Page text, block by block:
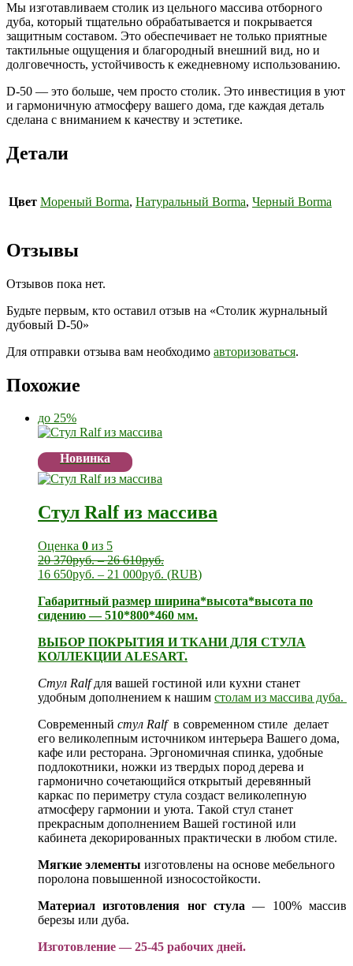
Мы изготавливаем столик из цельного массива отборного
дуба, который тщательно обрабатывается и покрывается
защитным составом. Это обеспечивает не только приятные
тактильные ощущения и благородный внешний вид, но и
долговечность, устойчивость к ежедневному использованию.
D-50 — это больше, чем просто столик. Это инвестиция в уют
и гармоничную атмосферу вашего дома, где каждая деталь
сделана с вниманием к качеству и эстетике.
Детали
Цвет Мореный Borma, Натуральный Borma, Черный Borma
Отзывы
Отзывов пока нет.
Будьте первым, кто оставил отзыв на «Столик журнальный
дубовый D-50»
Для отправки отзыва вам необходимо авторизоваться.
Похожие
до 25%
Новинка
Стул Ralf из массива
Оценка 0 из 5
20 370руб.–26 610руб.
16 650руб. – 21 000руб. (RUB)
Габаритный размер ширина*высота*высота по
сидению — 510*800*460 мм.
ВЫБОР ПОКРЫТИЯ И ТКАНИ ДЛЯ СТУЛА
КОЛЛЕКЦИИ ALESART.
Стул Ralfдля вашей гостиной или кухни станет
удобным дополнением к нашим столам из массива дуба.
Современный стул Ralf в современном стиле делает
его великолепным источником интерьера Вашего дома,
кафе или ресторана. Эргономичная спинка, удобные
подлокотники, ножки из твердых пород дерева и
гармонично сочетающийся открытый деревянный
каркас по периметру стула создаст великолепную
атмосферу гармонии и уюта. Такой стул станет
прекрасным дополнением Вашей гостиной или
кабинета декорированных практически в любом стиле.
Мягкие элементы изготовлены на основе мебельного
поролона повышенной износостойкости.
Материал изготовления ног стула — 100% массив
березы или дуба.
Изготовление — 25-45 рабочих дней.